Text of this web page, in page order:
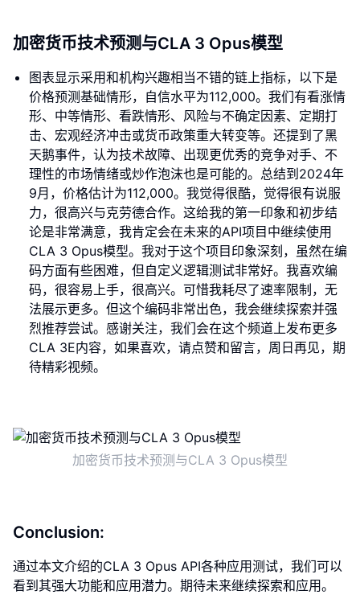
加密货币技术预测与CLA 3 Opus模型
图表显示采用和机构兴趣相当不错的链上指标，以下是
价格预测基础情形，自信水平为112,000。我们有看涨情
形、中等情形、看跌情形、风险与不确定因素、定期打
击、宏观经济冲击或货币政策重大转变等。还提到了黑
天鹅事件，认为技术故障、出现更优秀的竞争对手、不
理性的市场情绪或炒作泡沫也是可能的。总结到2024年
9月，价格估计为112,000。我觉得很酷，觉得很有说服
力，很高兴与克劳德合作。这给我的第一印象和初步结
论是非常满意，我肯定会在未来的API项目中继续使用
CLA 3 Opus模型。我对于这个项目印象深刻，虽然在编
码方面有些困难，但自定义逻辑测试非常好。我喜欢编
码，很容易上手，很高兴。可惜我耗尽了速率限制，无
法展示更多。但这个编码非常出色，我会继续探索并强
烈推荐尝试。感谢关注，我们会在这个频道上发布更多
CLA 3E内容，如果喜欢，请点赞和留言，周日再见，期
待精彩视频。
加密货币技术预测与CLA 3 Opus模型
Conclusion:
通过本文介绍的CLA 3 Opus API各种应用测试，我们可以
看到其强大功能和应用潜力。期待未来继续探索和应用。